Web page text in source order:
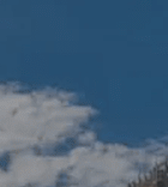
Exporter
Menu
<
>